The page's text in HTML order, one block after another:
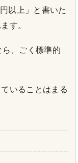
以上」と書いた
す。
、ごく標準的
いることはまる